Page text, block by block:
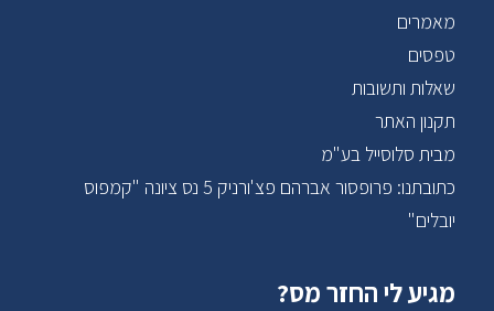
מאמרים
טפסים
שאלות ותשובות
תקנון האתר
מבית סלוסייל בע"מ
כתובתנו: פרופסור אברהם פצ'ורניק 5 נס ציונה "קמפוס
יובלים"
מגיע לי החזר מס?